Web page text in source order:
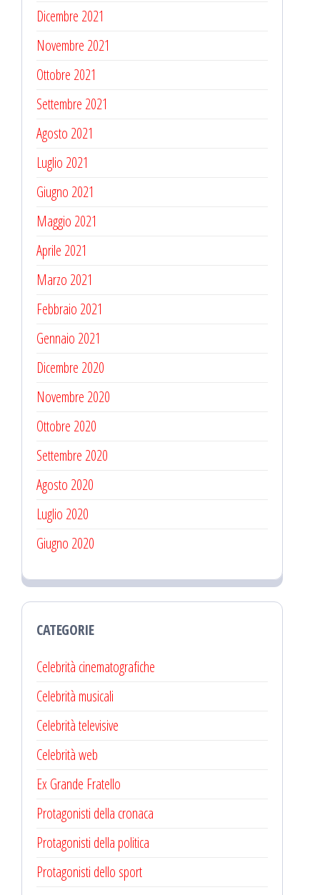
Dicembre 2021
Novembre 2021
Ottobre 2021
Settembre 2021
Agosto 2021
Luglio 2021
Giugno 2021
Maggio 2021
Aprile 2021
Marzo 2021
Febbraio 2021
Gennaio 2021
Dicembre 2020
Novembre 2020
Ottobre 2020
Settembre 2020
Agosto 2020
Luglio 2020
Giugno 2020
CATEGORIE
Celebrità cinematografiche
Celebrità musicali
Celebrità televisive
Celebrità web
Ex Grande Fratello
Protagonisti della cronaca
Protagonisti della politica
Protagonisti dello sport